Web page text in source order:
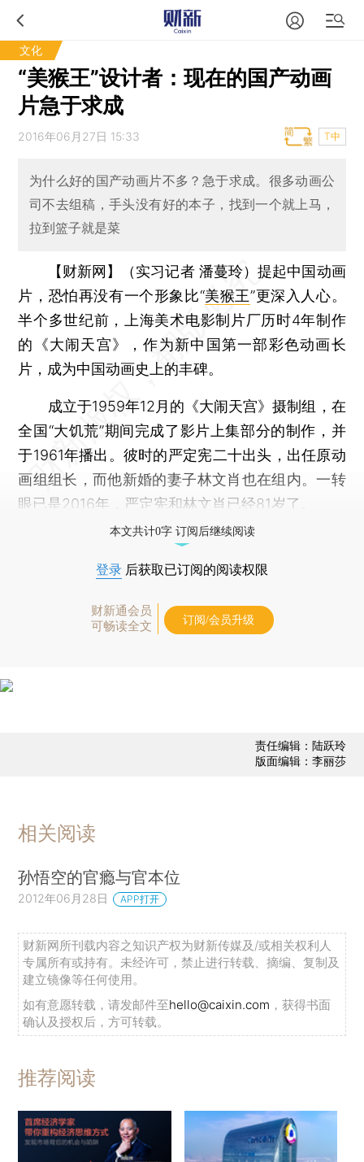
文化
“美猴王”设计者：现在的国产动画
片急于求成
2016年06月27日 15:33 T中
为什么好的国产动画片不多？急于求成。很多动画公
司不去组稿，手头没有好的本子，找到一个就上马，
拉到篮子就是菜
【财新网】（实习记者 潘蔓玲）提起中国动画
片，恐怕再没有一个形象比“美猴王”更深入人心。
半个多世纪前，上海美术电影制片厂历时4年制作
的《大闹天宫》，作为新中国第一部彩色动画长
片，成为中国动画史上的丰碑。
成立于1959年12月的《大闹天宫》摄制组，在
全国“大饥荒”期间完成了影片上集部分的制作，并
于1961年播出。彼时的严定宪二十出头，出任原动
画组组长，而他新婚的妻子林文肖也在组内。一转
眼已是2016年，严定宪和林文肖已经81岁了。
本文共计0字 订阅后继续阅读
登录 后获取已订阅的阅读权限
财新通会员
可畅读全文
订阅/会员升级
责任编辑：陆跃玲
版面编辑：李丽莎
相关阅读
孙悟空的官瘾与官本位
2012年06月28日 APP打开
财新网所刊载内容之知识产权为财新传媒及/或相关权利人
专属所有或持有。未经许可，禁止进行转载、摘编、复制及
建立镜像等任何使用。
如有意愿转载，请发邮件至hello@caixin.com ，获得书面
确认及授权后，方可转载。
推荐阅读